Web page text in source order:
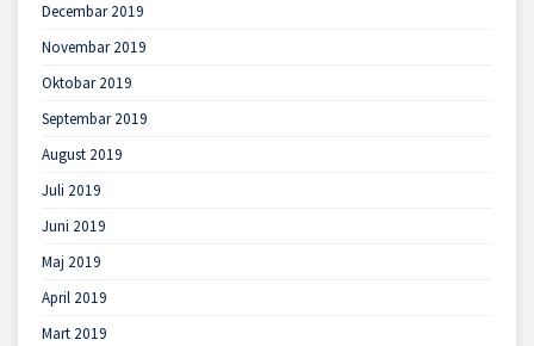
Decembar 2019
Novembar 2019
Oktobar 2019
Septembar 2019
August 2019
Juli 2019
Juni 2019
Maj 2019
April 2019
Mart 2019